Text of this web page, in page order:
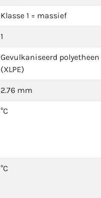
Klasse 1 = massief
1
Gevulkaniseerd polyetheen
(XLPE)
2.76 mm
°C
°C